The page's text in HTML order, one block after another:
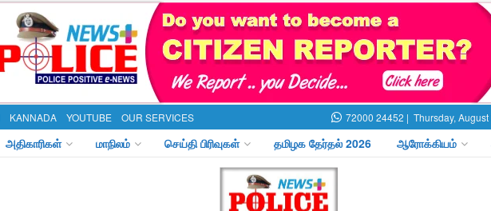
KANNADA YOUTUBE OUR SERVICES 72000 24452 | Thursday,
அதிகாரிகள் மாநிலம் செய்தி பிரிவுகள் தமிழக தேர்தல் 2026 ஆரோக்கியம்